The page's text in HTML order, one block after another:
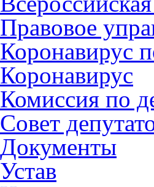
Правовое
Коронавирус
Коронавирус
Комиссия по
Совет
Документы
Устав